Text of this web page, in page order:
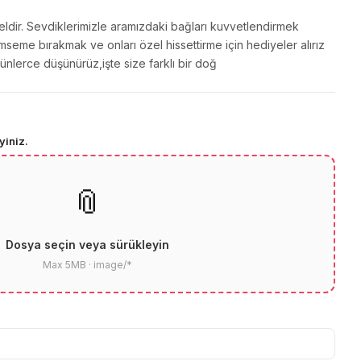
Sevdiklerimizle aramızdaki bağları kuvvetlendirmek
bırakmak ve onları özel hissettirme için hediyeler alırız
düşünürüz,işte size farklı bir doğ
📎
Dosya seçin veya sürükleyin
Max 5MB · image/*